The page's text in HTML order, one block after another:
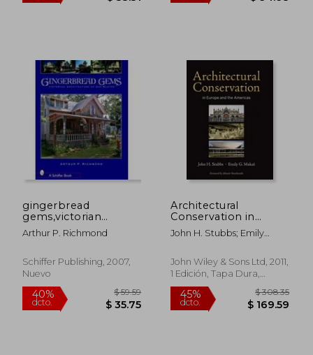
$ 110.10
gingerbread
gems,victorian
architecture of oak
bluffs
Arthur P. Richmond
Schiffer Publishing, 2007,
Nuevo
Architectural
Conservation in
Europe and the
Americas (en Inglés)
John H. Stubbs; Emily
John Wiley & Sons Ltd, 2011,
1 Edición, Tapa Dura,
Nuevo